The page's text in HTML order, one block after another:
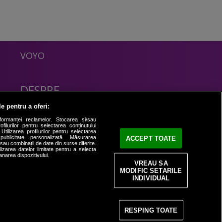
VOYO
DESPRE
Politica Confidentialitate
Contact
pentru a oferi:
reclamelor. Stocarea și/sau
pentru selectarea conținutului
profilurilor pentru selectarea
personalizată. Măsurarea
combinații de date din surse diferite.
datelor limitate pentru a selecta
dispozitivului.
ACCEPT TOATE
RESPING TOATE
VREAU SA
MODIFIC SETARILE
INDIVIDUAL